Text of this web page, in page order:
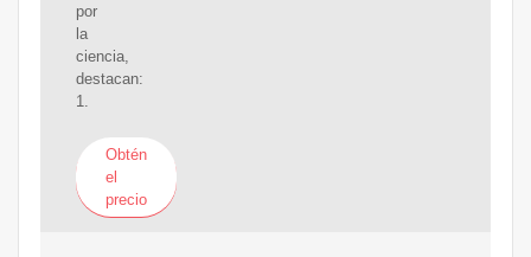
por
la
ciencia,
destacan:
1.
Obtén
el
precio